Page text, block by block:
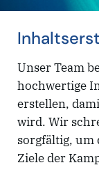
Unser Team
hochwertige
erstellen,
wird. Wir
sorgfältig, um
Ziele der